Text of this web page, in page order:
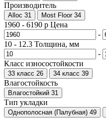
Производитель
Alloc 31 Most Floor 34
1960 - 6190 р Цена
-
10 - 12.3 Толщина, мм
-
Класс износостойкости
33 класс 26 34 класс 39
Влагостойкость
Влагостойкий 31
Тип укладки
Однополосная (Палубная) 49